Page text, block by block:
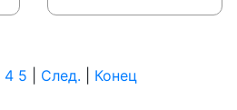
4 5 След. Конец